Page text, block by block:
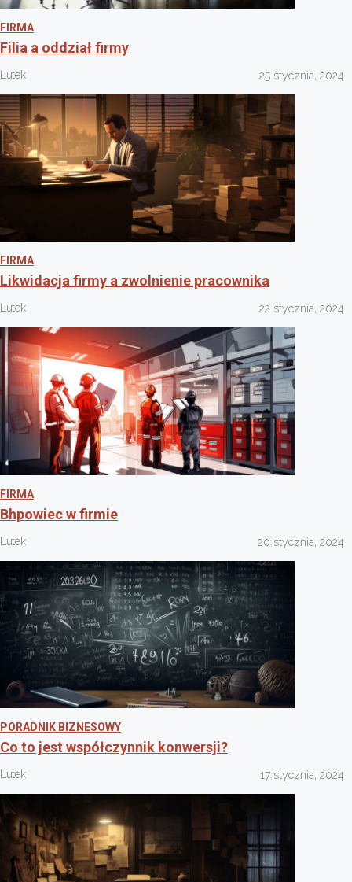
FIRMA
Filia a oddział firmy
Lutek 25 stycznia, 2024
FIRMA
Likwidacja firmy a zwolnienie pracownika
Lutek 22 stycznia, 2024
FIRMA
Bhpowiec w firmie
Lutek 20 stycznia, 2024
PORADNIK BIZNESOWY
Co to jest współczynnik konwersji?
Lutek 17 stycznia, 2024